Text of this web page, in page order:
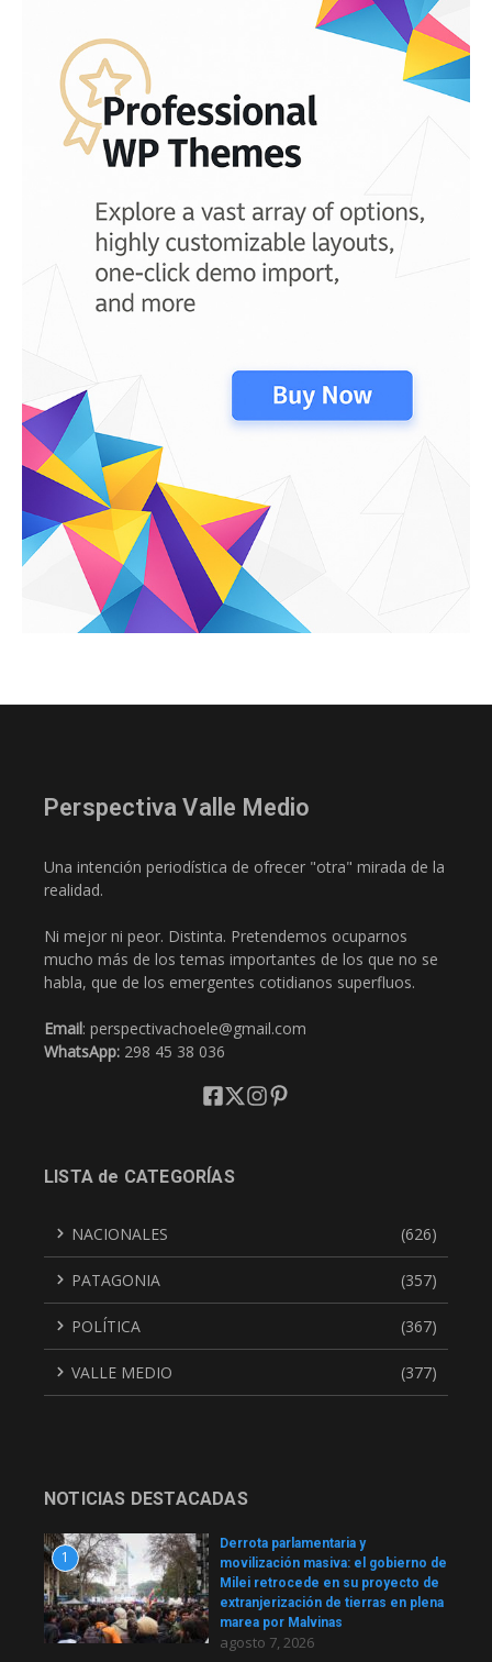
Perspectiva Valle Medio
Una intención periodística de ofrecer "otra" mirada de la
realidad.
Ni mejor ni peor. Distinta. Pretendemos ocuparnos
mucho más de los temas importantes de los que no se
habla, que de los emergentes cotidianos superfluos.
Email: perspectivachoele@gmail.com
WhatsApp: 298 45 38 036
LISTA de CATEGORÍAS
NACIONALES (626)
PATAGONIA (357)
POLÍTICA (367)
VALLE MEDIO (377)
NOTICIAS DESTACADAS
1
Derrota parlamentaria y
movilización masiva: el gobierno de
Milei retrocede en su proyecto de
extranjerización de tierras en plena
marea por Malvinas
agosto 7, 2026